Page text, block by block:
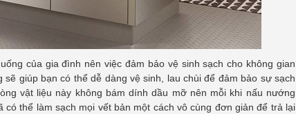
của gia đình nên việc đảm bảo vệ sinh sạch cho không gian
giúp bạn có thể dễ dàng vệ sinh, lau chùi để đảm bảo sự sạch
vật liệu này không bám dính dầu mỡ nên mỗi khi nấu nướng
thể làm sạch mọi vết bản một cách vô cùng đơn giản để trả lại